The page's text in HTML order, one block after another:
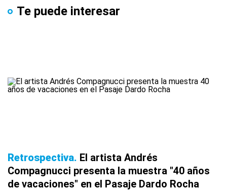
Te puede interesar
Retrospectiva El artista Andrés
Compagnucci presenta la muestra "40 años
de vacaciones" en el Pasaje Dardo Rocha